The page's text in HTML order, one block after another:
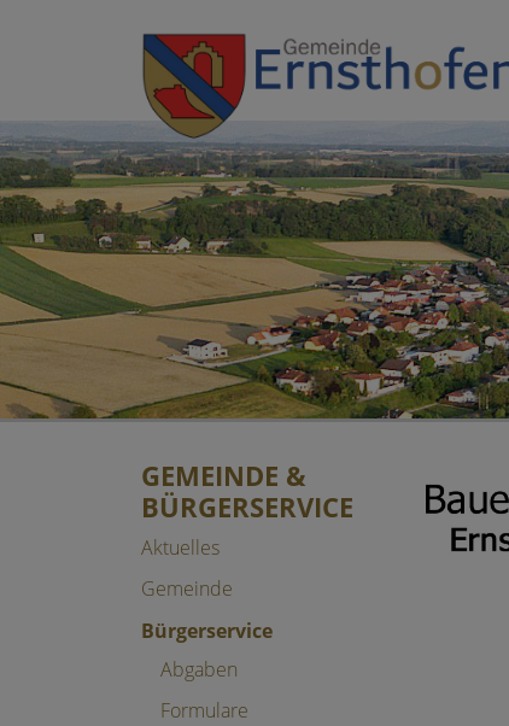
GEMEINDE &
BÜRGERSERVICE
Aktuelles
Gemeinde
Bürgerservice
Abgaben
Formulare